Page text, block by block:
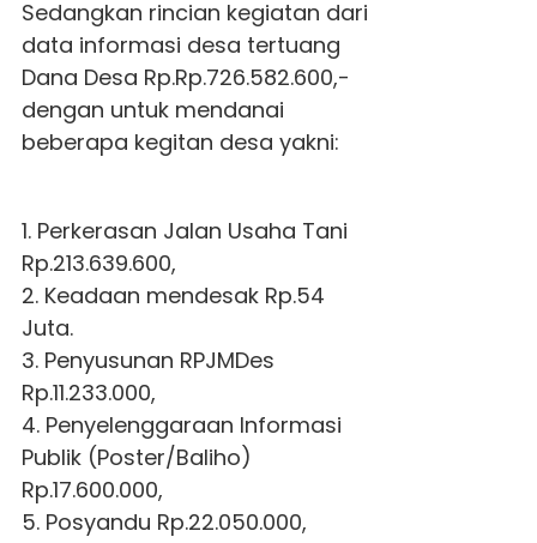
Sedangkan rincian kegiatan dari
data informasi desa tertuang
Dana Desa Rp.Rp.726.582.600,-
dengan untuk mendanai
beberapa kegitan desa yakni:
1. Perkerasan Jalan Usaha Tani
Rp.213.639.600,
2. Keadaan mendesak Rp.54
Juta.
3. Penyusunan RPJMDes
Rp.11.233.000,
4. Penyelenggaraan Informasi
Publik (Poster/Baliho)
Rp.17.600.000,
5. Posyandu Rp.22.050.000,